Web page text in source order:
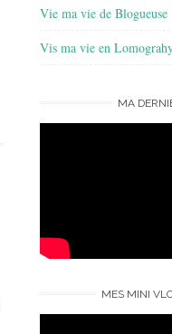
Vie ma vie de Blogueuse
Vis ma vie en
MA
MES MINI